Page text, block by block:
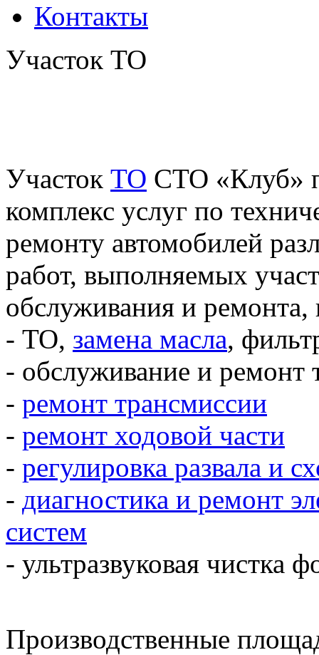
Контакты
Участок ТО
Участок ТО СТО «Клуб»
комплекс услуг по
ремонту автомобилей
работ, выполняемых
обслуживания и ремонта,
- ТО, замена масла,
- обслуживание и ремонт
- ремонт трансмиссии
- ремонт ходовой части
- регулировка развала и
- диагностика и ремонт
систем
- ультразвуковая чистка
Производственные